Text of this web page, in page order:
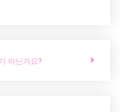
아닌가요?